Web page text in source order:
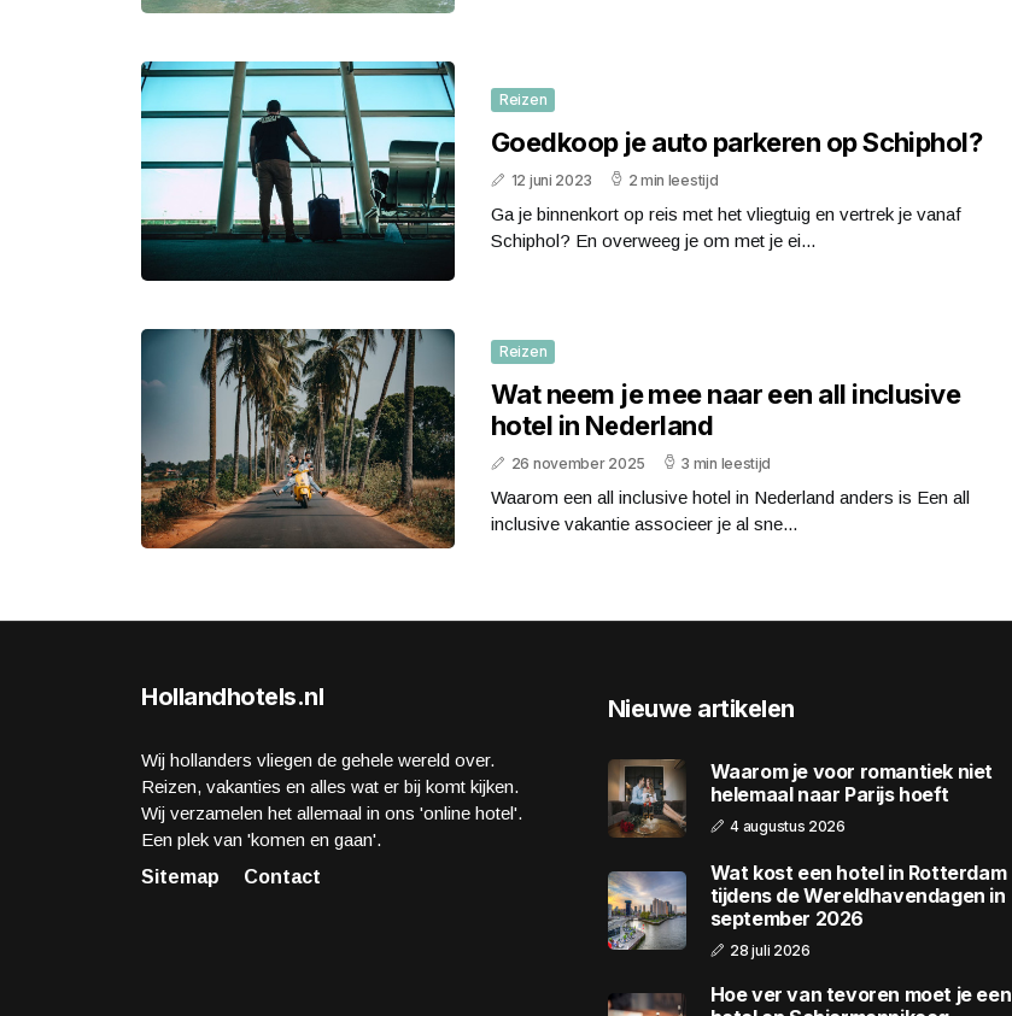
Reizen
Goedkoop je auto parkeren op Schiphol?
12 juni 2023 2 min leestijd
Ga je binnenkort op reis met het vliegtuig en vertrek je vanaf
Schiphol? En overweeg je om met je ei...
Reizen
Wat neem je mee naar een all inclusive
hotel in Nederland
26 november 2025 3 min leestijd
Waarom een all inclusive hotel in Nederland anders is Een all
inclusive vakantie associeer je al sne...
Hollandhotels.nl
Wij hollanders vliegen de gehele wereld over.
Reizen, vakanties en alles wat er bij komt kijken.
Wij verzamelen het allemaal in ons 'online hotel'.
Een plek van 'komen en gaan'.
Sitemap
Contact
Nieuwe artikelen
Waarom je voor romantiek niet
helemaal naar Parijs hoeft
4 augustus 2026
Wat kost een hotel in Rotterdam
tijdens de Wereldhavendagen in
september 2026
28 juli 2026
Hoe ver van tevoren moet je een